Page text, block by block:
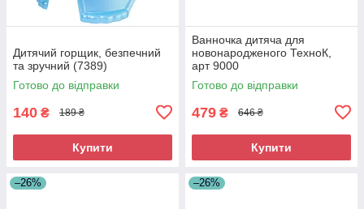
Дитячий горщик, безпечний
та зручний (7389)
Готово до відправки
140 ₴ 189 ₴
Купити
Ванночка дитяча для
новонародженого ТехноК,
арт 9000
Готово до відправки
479 ₴ 646 ₴
Купити
–26% –26%